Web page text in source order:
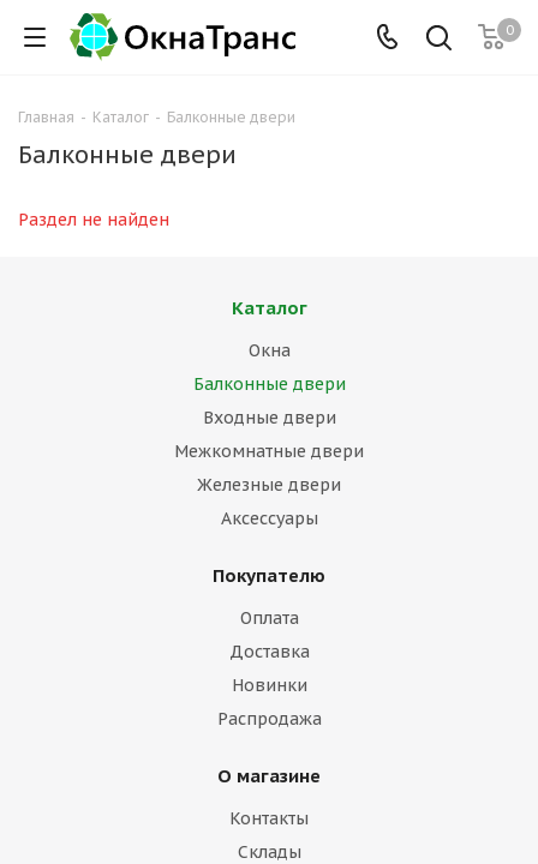
0
Главная - Каталог - Балконные двери
Балконные двери
Раздел не найден
Каталог
Окна
Балконные двери
Входные двери
Межкомнатные двери
Железные двери
Аксессуары
Покупателю
Оплата
Доставка
Новинки
Распродажа
О магазине
Контакты
Склады